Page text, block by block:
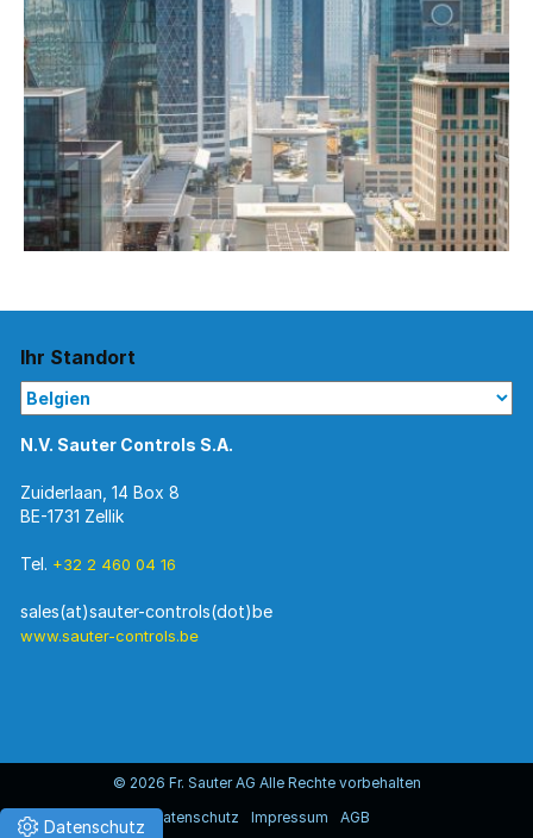
Ihr Standort
N.V. Sauter Controls S.A.
Zuiderlaan, 14 Box 8
BE-1731 Zellik
Tel. +32 2 460 04 16
sales(at)sauter-controls(dot)be
www.sauter-controls.be
© 2026 Fr. Sauter AG Alle Rechte vorbehalten
Datenschutz
Impressum AGB